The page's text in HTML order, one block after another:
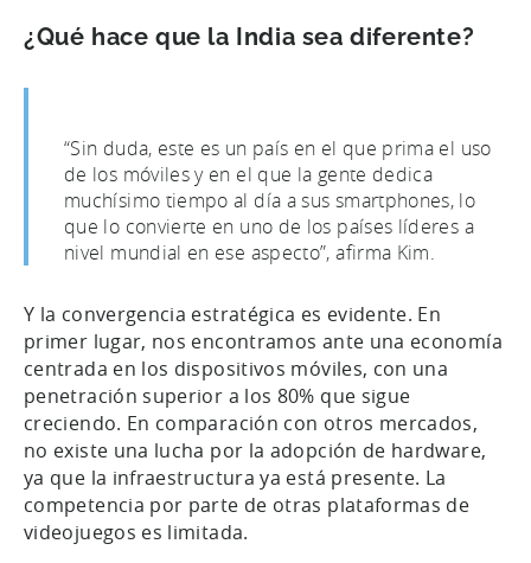
¿Qué hace que la India sea diferente?
“Sin duda, este es un país en el que prima el uso
de los móviles y en el que la gente dedica
muchísimo tiempo al día a sus smartphones, lo
que lo convierte en uno de los países líderes a
nivel mundial en ese aspecto”, afirma Kim.
Y la convergencia estratégica es evidente. En
primer lugar, nos encontramos ante una economía
centrada en los dispositivos móviles, con una
penetración superior a los 80% que sigue
creciendo. En comparación con otros mercados,
no existe una lucha por la adopción de hardware,
ya que la infraestructura ya está presente. La
competencia por parte de otras plataformas de
videojuegos es limitada.